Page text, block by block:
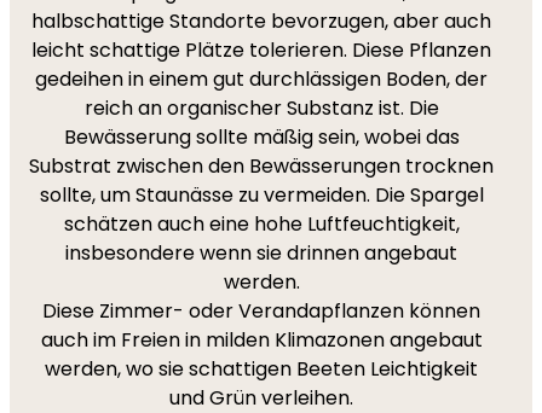
halbschattige Standorte bevorzugen, aber auch
leicht schattige Plätze tolerieren. Diese Pflanzen
gedeihen in einem gut durchlässigen Boden, der
reich an organischer Substanz ist. Die
Bewässerung sollte mäßig sein, wobei das
Substrat zwischen den Bewässerungen trocknen
sollte, um Staunässe zu vermeiden. Die Spargel
schätzen auch eine hohe Luftfeuchtigkeit,
insbesondere wenn sie drinnen angebaut
werden.
Diese Zimmer- oder Verandapflanzen können
auch im Freien in milden Klimazonen angebaut
werden, wo sie schattigen Beeten Leichtigkeit
und Grün verleihen.